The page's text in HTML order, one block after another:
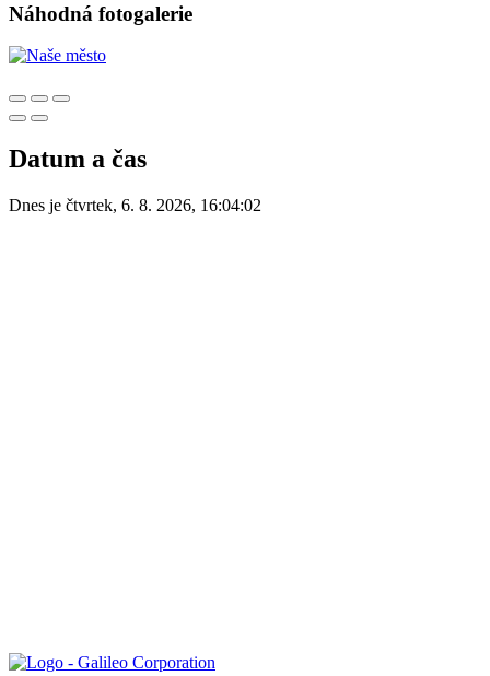
Náhodná fotogalerie
Datum a čas
Dnes je čtvrtek, 6. 8. 2026, 16:04:02